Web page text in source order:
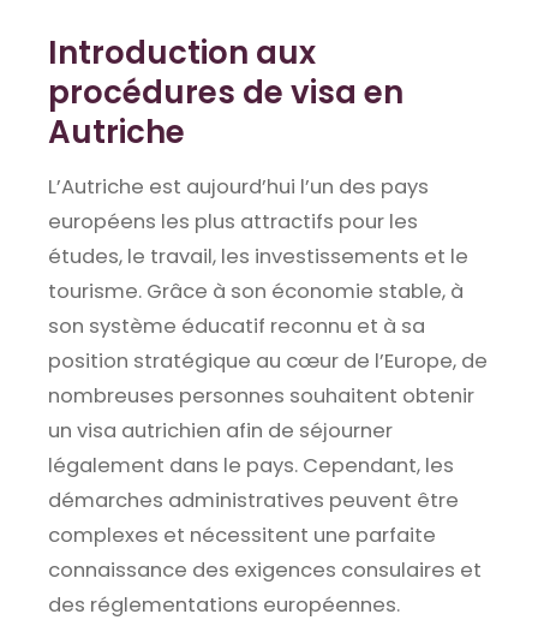
Introduction aux
procédures de visa en
Autriche
L’Autriche est aujourd’hui l’un des pays
européens les plus attractifs pour les
études, le travail, les investissements et le
tourisme. Grâce à son économie stable, à
son système éducatif reconnu et à sa
position stratégique au cœur de l’Europe, de
nombreuses personnes souhaitent obtenir
un visa autrichien afin de séjourner
légalement dans le pays. Cependant, les
démarches administratives peuvent être
complexes et nécessitent une parfaite
connaissance des exigences consulaires et
des réglementations européennes.